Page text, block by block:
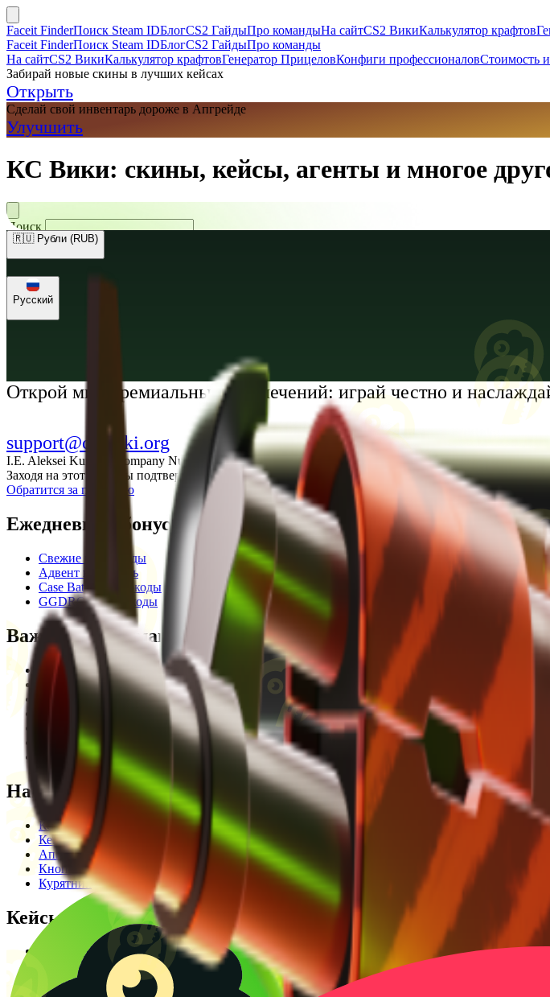
Faceit FinderПоиск Steam IDБлогCS2 ГайдыПро командыНа сайтCS2 ВикиКалькулятор крафтов
Faceit FinderПоиск Steam IDБлогCS2 ГайдыПро команды
На сайтCS2 ВикиКалькулятор крафтовГенератор ПрицеловКонфиги профессионаловСтоимость
Забирай новые скины в лучших кейсах
Открыть
Сделай свой инвентарь дороже в Апгрейде
Улучшить
КС Вики: скины, кейсы, агенты и многое
Поиск
🇷🇺 Рубли (RUB)
Русский
Открой мир премиальных развлечений: играй честно и
support@cs-wiki.org
I.E. Aleksei Kurtkin, Company Number 300464601, Georgia, City Batumi, Zhiuli Shartava Avenue, N
Заходя на этот сайт, вы подтверждаете, что вам исполнилось 18 лет. Проблемы с азартными
Обратится за помощью
Ежедневные бонусы
Свежие промокоды
Адвент календарь
Case Battle промокоды
GGDROP промокоды
Важная информация
Пользовательское соглашение
Privacy Policy
Отказ от ответственности
Редакционная политика
Legal Opinion
Контакты
Наши режимы
Кейсы
Кейс батл
Апгрейд
Кнопка
Курятник
Кейсы
Кейсы КС2
Кейсы Раст
Создать КС батл